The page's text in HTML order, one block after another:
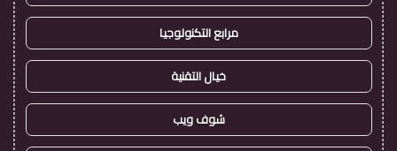
مرابع التكنولوجيا
خيال التقنية
شوف ويب